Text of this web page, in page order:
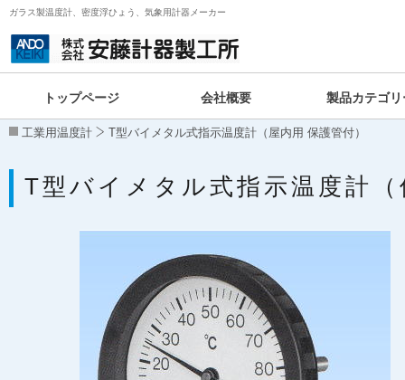
ガラス製温度計、密度浮ひょう、気象用計器メーカー
トップページ 会社概要 製品カテゴリ
工業用温度計 T型バイメタル式指示温度計（屋内用 保護管付）
T型バイメタル式指示温度計